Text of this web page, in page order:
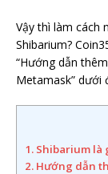
Vậy thì làm cách
Shibarium?
“Hướng dẫn
Metamask” dưới
1. Shibarium là
2. Hướng dẫn